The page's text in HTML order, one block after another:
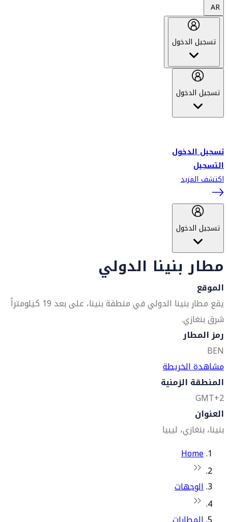
AR
تسجيل الدخول
تسجيل الدخول
تسجيل الدخول
التسجيل
اكتشف المزيد
تسجيل الدخول
مطار بنينا الدولي
الموقع
يقع مطار بنينا الدولي في منطقة بنينا، على بعد 19 كيلومتراً
شرق بنغازي.
رمز المطار
BEN
مشاهدة الخريطة
المنطقة الزمنية
GMT+2
العنوان
بنينا، بنغازي، ليبيا
Home
الوجهات